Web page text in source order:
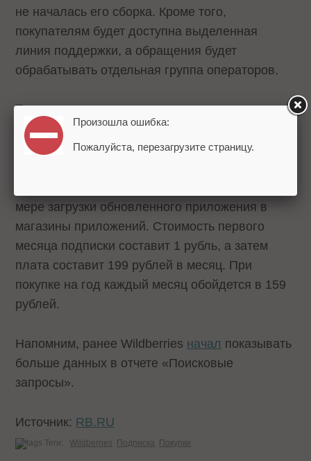
не началась его сборка. Кроме того,
покупателям будет доступна выделенная
линия поддержки, а обращения будет
обрабатывать отдельная группа операторов.
Также подписка дает доступ к предложениям
внешних партнеров платформы.
мере загрузки обновленного приложения в
магазины приложений. Стоимость первого
месяца подписки составит 1 рубль, а затем
плата составит 199 рублей в месяц. При
покупке на год каждый месяц обойдется в 159
рублей.
Напомним, ранее Wildberries начал показывать
больше данных в отчете «Поисковые
запросы».
Источник: RB.RU
Теги: Wildberries Подписка Покупки
Произошла ошибка:
Пожалуйста, перезагрузите страницу.